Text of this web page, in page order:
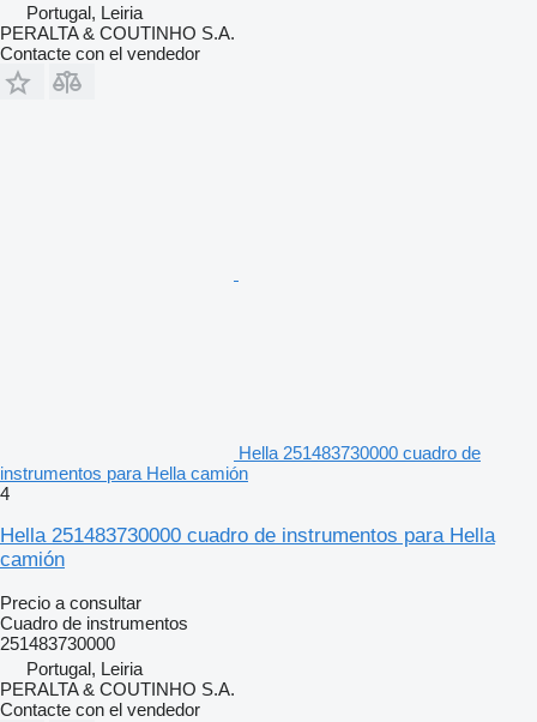
Portugal, Leiria
PERALTA & COUTINHO S.A.
Contacte con el vendedor
Hella 251483730000 cuadro de
instrumentos para Hella camión
4
Hella 251483730000 cuadro de instrumentos para Hella
camión
Precio a consultar
Cuadro de instrumentos
251483730000
Portugal, Leiria
PERALTA & COUTINHO S.A.
Contacte con el vendedor